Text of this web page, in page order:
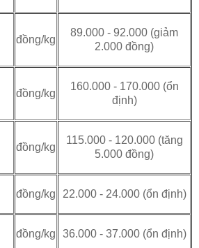
đồng/kg
89.000 - 92.000 (giảm
2.000 đồng)
đồng/kg
160.000 - 170.000 (ổn
định)
đồng/kg
115.000 - 120.000 (tăng
5.000 đồng)
đồng/kg 22.000 - 24.000 (ổn định)
đồng/kg 36.000 - 37.000 (ổn định)